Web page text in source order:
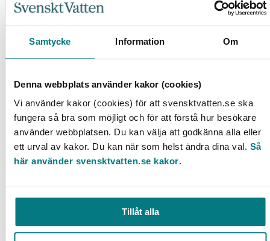
Samtycke Information Om
Denna webbplats använder kakor (cookies)
Vi använder kakor (cookies) för att svensktvatten.se ska
fungera så bra som möjligt och för att förstå hur besökare
använder webbplatsen. Du kan välja att godkänna alla eller
ett urval av kakor. Du kan när som helst ändra dina val. Så
här använder svensktvatten.se kakor.
Tillåt alla